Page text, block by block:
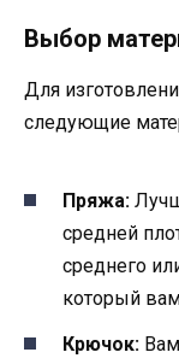
Выбор
Для
следующие
Пряжа:
средней
среднего
который
Крючок: